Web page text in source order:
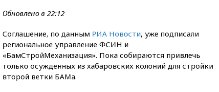
Обновлено в 22:12
Соглашение, по данным РИА Новости, уже подписали
региональное управление ФСИН и
«БамСтройМеханизация». Пока собираются привлечь
только осужденных из хабаровских колоний для стройки
второй ветки БАМа.